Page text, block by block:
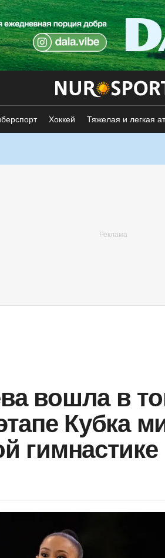
Хоккей Тяжелая и легкая
вошла в
Кубка
гимнастике